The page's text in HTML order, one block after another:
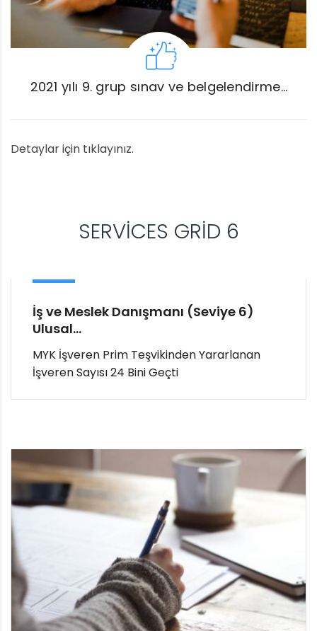
2021 yılı 9. grup sınav ve belgelendirme...
Detaylar için tıklayınız.
SERVICES GRID 6
İş ve Meslek Danışmanı (Seviye 6)
Ulusal...
MYK İşveren Prim Teşvikinden Yararlanan
İşveren Sayısı 24 Bini Geçti